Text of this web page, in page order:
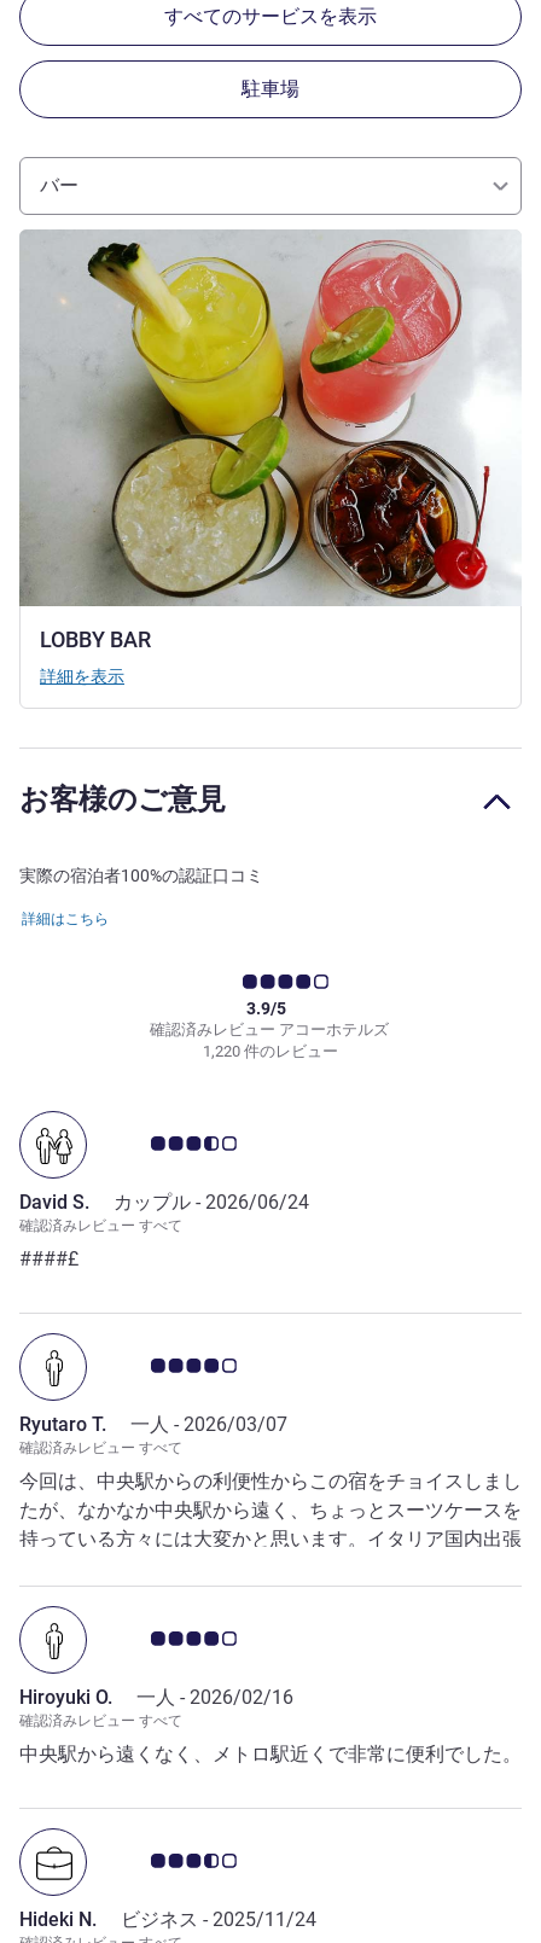
すべてのサービスを表示
駐車場
バー
LOBBY BAR
詳細を表示
詳細を表示
お客様のご意見
実際の宿泊者100%の認証口コミ
詳細はこちら
確認済みレビュー アコーホテルズ
3.9/5
1,220 件のレビュー
お客さまの声 3.5/5
David S. カップル - 2026/06/24
確認済みレビュー すべて
####£
お客さまの声 4.0/5
Ryutaro T. 一人 - 2026/03/07
確認済みレビュー すべて
今回は、中央駅からの利便性からこの宿をチョイスしまし
たが、なかなか中央駅から遠く、ちょっとスーツケースを
持っている方々には大変かと思います。イタリア国内出張
い。移民が多いエリアですが、泊まるだけであれば全く
OKの場所とも言えます。
お客さまの声 4.0/5
Hiroyuki O. 一人 - 2026/02/16
確認済みレビュー すべて
中央駅から遠くなく、メトロ駅近くで非常に便利でした。
お客さまの声 3.5/5
Hideki N. ビジネス - 2025/11/24